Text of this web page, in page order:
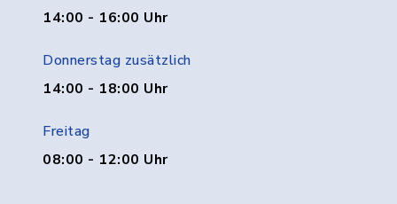
14:00 - 16:00 Uhr
Donnerstag zusätzlich
14:00 - 18:00 Uhr
Freitag
08:00 - 12:00 Uhr